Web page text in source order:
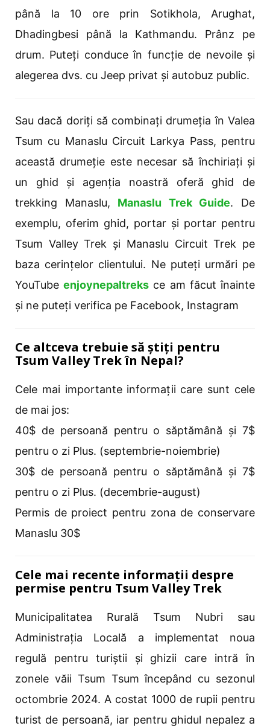
până la 10 ore prin Sotikhola, Arughat,
Dhadingbesi până la Kathmandu. Prânz pe
drum. Puteți conduce în funcție de nevoile și
alegerea dvs. cu Jeep privat și autobuz public.
Sau dacă doriți să combinați drumeția în Valea
Tsum cu Manaslu Circuit Larkya Pass, pentru
această drumeție este necesar să închiriați și
un ghid și agenția noastră oferă ghid de
trekking Manaslu, Manaslu Trek Guide. De
exemplu, oferim ghid, portar și portar pentru
Tsum Valley Trek și Manaslu Circuit Trek pe
baza cerințelor clientului. Ne puteți urmări pe
YouTubeenjoynepaltreks ce am făcut înainte
și ne puteți verifica pe Facebook, Instagram
Ce altceva trebuie să știți pentru
Tsum Valley Trek în Nepal?
Cele mai importante informații care sunt cele
de mai jos:
40$ de persoană pentru o săptămână și 7$
pentru o zi Plus. (septembrie-noiembrie)
30$ de persoană pentru o săptămână și 7$
pentru o zi Plus. (decembrie-august)
Permis de proiect pentru zona de conservare
Manaslu 30$
Cele mai recente informații despre
permise pentru Tsum Valley Trek
Municipalitatea Rurală Tsum Nubri sau
Administrația Locală a implementat noua
regulă pentru turiștii și ghizii care intră în
zonele văii Tsum Tsum începând cu sezonul
octombrie 2024. A costat 1000 de rupii pentru
turist de persoană, iar pentru ghidul nepalez a